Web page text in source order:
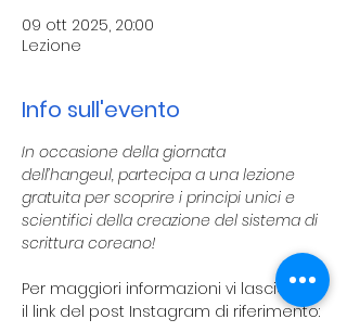
09 ott 2025, 20:00
Lezione
Info sull'evento
In occasione della giornata
dell’hangeul, partecipa a una lezione
gratuita per scoprire i principi unici e
scientifici della creazione del sistema di
scrittura coreano!
Per maggiori informazioni vi lasciamo
il link del post Instagram di riferimento: